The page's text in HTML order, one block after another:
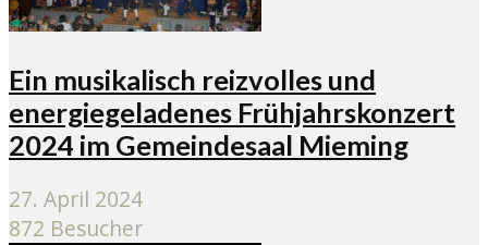
Ein musikalisch reizvolles und
energiegeladenes Frühjahrskonzert
2024 im Gemeindesaal Mieming
27. April 2024
872 Besucher